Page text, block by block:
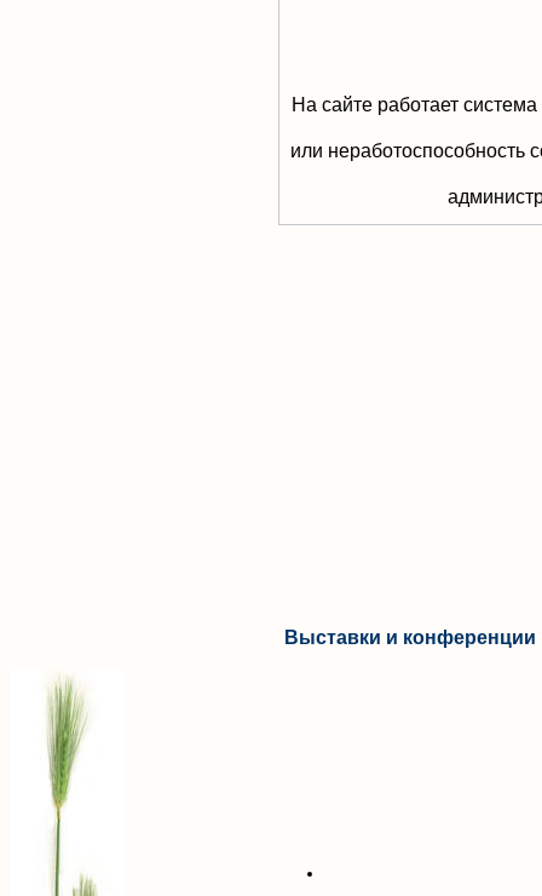
На сайте работает
или неработоспособность
Выставки и конференции